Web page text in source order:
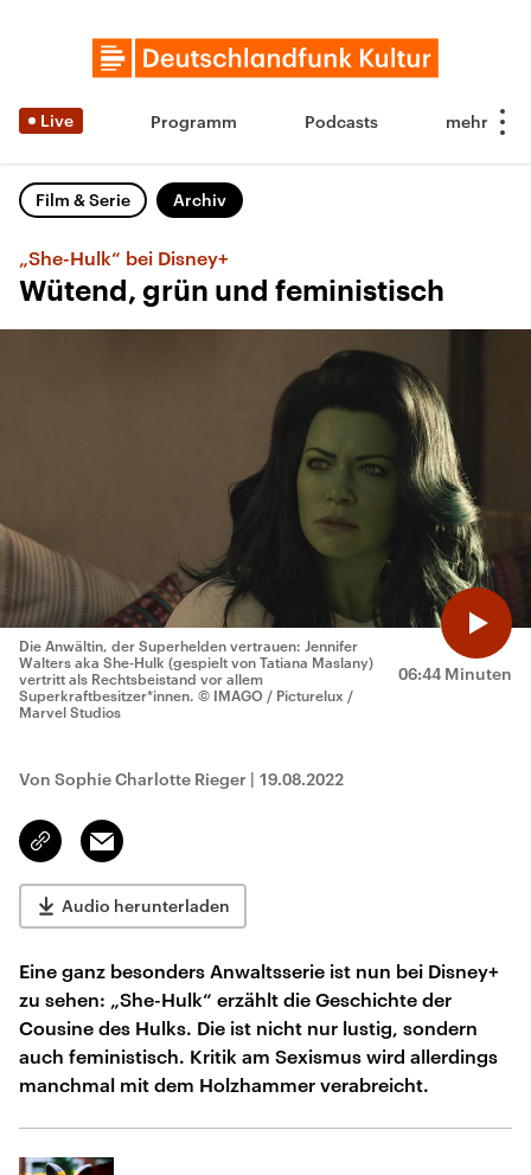
Live Programm Podcasts
Film & Serie Archiv
„She-Hulk“ bei Disney+
Wütend, grün und feministisch
06:44 Minuten
Die Anwältin, der Superhelden vertrauen: Jennifer
Walters aka She-Hulk (gespielt von Tatiana Maslany)
vertritt als Rechtsbeistand vor allem
Superkraftbesitzer*innen. © IMAGO / Picturelux /
Marvel Studios
Von Sophie Charlotte Rieger | 19.08.2022
Link
kopieren/teilen
Email
Audio herunterladen
Eine ganz besonders Anwaltsserie ist nun bei Disney+
zu sehen: „She-Hulk“ erzählt die Geschichte der
Cousine des Hulks. Die ist nicht nur lustig, sondern
auch feministisch. Kritik am Sexismus wird allerdings
manchmal mit dem Holzhammer verabreicht.